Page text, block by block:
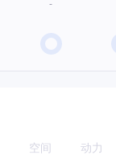
-
空间 动力